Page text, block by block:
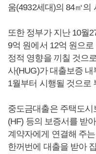
움(4932세대)의 84㎡의
또한 정부가 지난 10월
9억 원에서 12억 원으
정적 영향을 끼칠 것으
사(HUG)가 대출보증
1월부터 시행될 것으로
중도금대출은 주택도
(HF) 등의 보증서를 받
계약자에게 연결해 주
한꺼번에 대출을 받아